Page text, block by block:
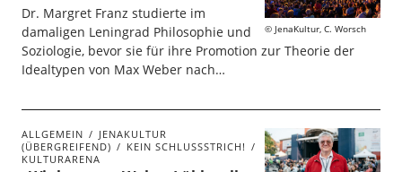
JenaKultur, C. Worsch
Dr. Margret Franz studierte im
damaligen Leningrad Philosophie und
Soziologie, bevor sie für ihre Promotion zur Theorie der
Idealtypen von Max Weber nach…
ALLGEMEIN
JENAKULTUR
(ÜBERGREIFEND)
KEIN SCHLUSSSTRICH!
KULTURARENA